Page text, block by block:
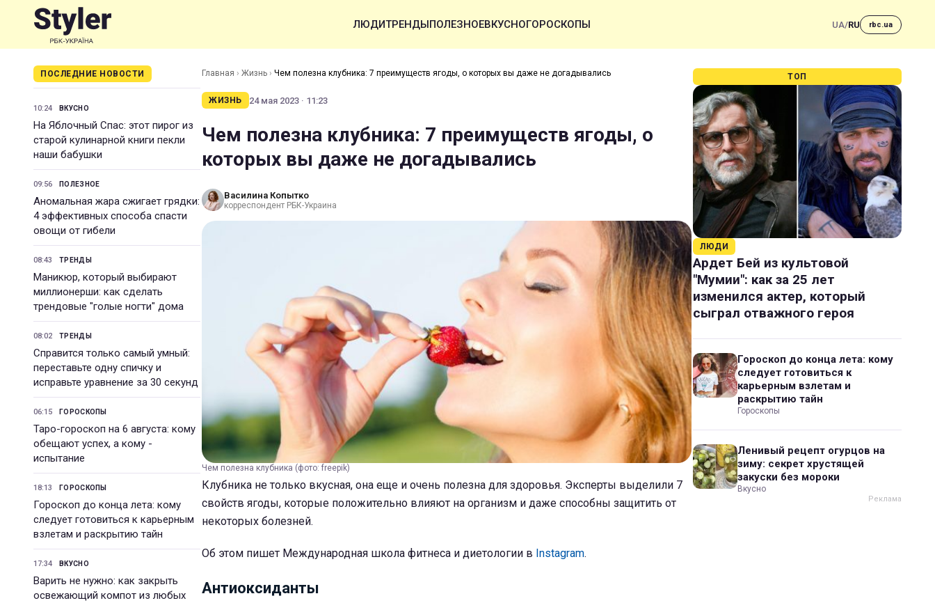
ЛЮДИТРЕНДЫПОЛЕЗНОЕВКУСНОГОРОСКОПЫ UA/RU rbc.ua
ПОСЛЕДНИЕ НОВОСТИ
10:24 ВКУСНО
На Яблочный Спас: этот пирог из
старой кулинарной книги пекли
наши бабушки
09:56 ПОЛЕЗНОЕ
Аномальная жара сжигает грядки:
4 эффективных способа спасти
овощи от гибели
08:43 ТРЕНДЫ
Маникюр, который выбирают
миллионерши: как сделать
трендовые "голые ногти" дома
08:02 ТРЕНДЫ
Справится только самый умный:
переставьте одну спичку и
исправьте уравнение за 30 секунд
06:15 ГОРОСКОПЫ
Таро-гороскоп на 6 августа: кому
обещают успех, а кому -
испытание
18:13 ГОРОСКОПЫ
Гороскоп до конца лета: кому
следует готовиться к карьерным
взлетам и раскрытию тайн
17:34 ВКУСНО
Варить не нужно: как закрыть
освежающий компот из любых
Главная › Жизнь › Чем полезна клубника: 7 преимуществ ягоды, о которых вы даже не догадывались
ЖИЗНЬ 24 мая 2023 · 11:23
Чем полезна клубника: 7 преимуществ ягоды, о
которых вы даже не догадывались
Василина Копытко
корреспондент РБК-Украина
Чем полезна клубника (фото: freepik)
Клубника не только вкусная, она еще и очень полезна для здоровья. Эксперты выделили 7
свойств ягоды, которые положительно влияют на организм и даже способны защитить от
некоторых болезней.
Об этом пишет Международная школа фитнеса и диетологии в Instagram.
Антиоксиданты
ТОП
ЛЮДИ
Ардет Бей из культовой
"Мумии": как за 25 лет
изменился актер, который
сыграл отважного героя
Гороскоп до конца лета: кому
следует готовиться к
карьерным взлетам и
раскрытию тайн
Гороскопы
Ленивый рецепт огурцов на
зиму: секрет хрустящей
закуски без мороки
Вкусно